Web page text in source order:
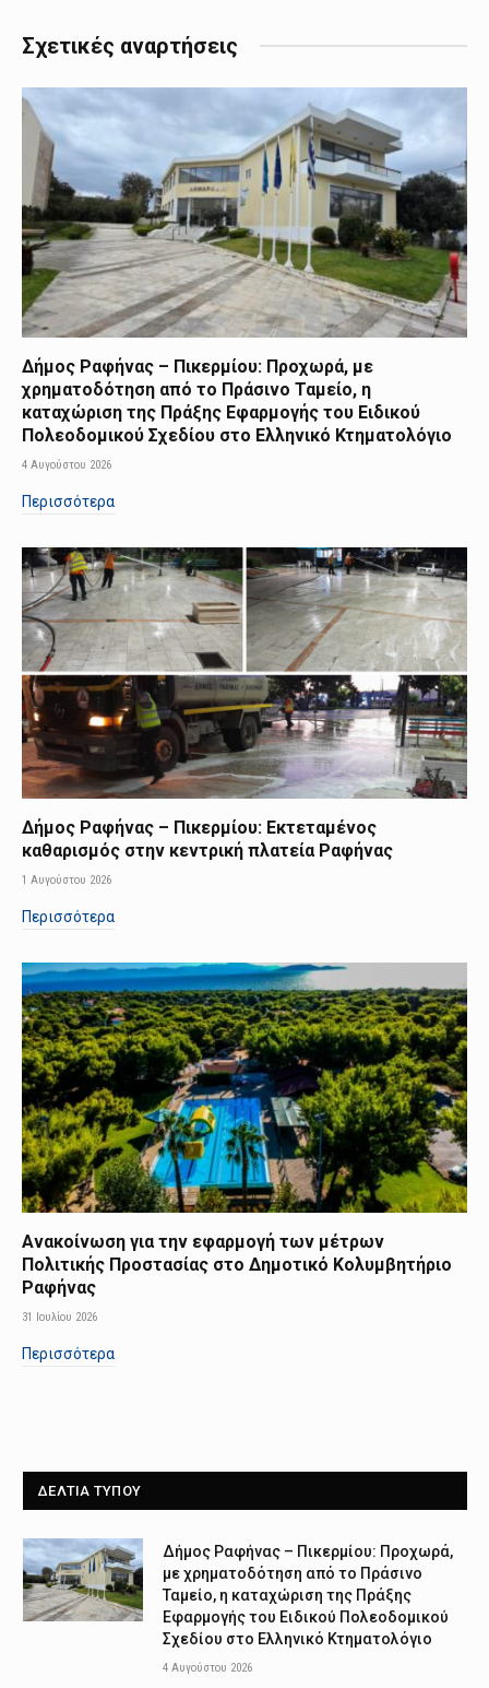
Σχετικές αναρτήσεις
Δήμος Ραφήνας – Πικερμίου: Προχωρά, με
χρηματοδότηση από το Πράσινο Ταμείο, η
καταχώριση της Πράξης Εφαρμογής του Ειδικού
Πολεοδομικού Σχεδίου στο Ελληνικό Κτηματολόγιο
4 Αυγούστου 2026
Περισσότερα
Δήμος Ραφήνας – Πικερμίου: Εκτεταμένος
καθαρισμός στην κεντρική πλατεία Ραφήνας
1 Αυγούστου 2026
Περισσότερα
Ανακοίνωση για την εφαρμογή των μέτρων
Πολιτικής Προστασίας στο Δημοτικό Κολυμβητήριο
Ραφήνας
31 Ιουλίου 2026
Περισσότερα
ΔΕΛΤΙΑ ΤΥΠΟΥ
Δήμος Ραφήνας – Πικερμίου: Προχωρά,
με χρηματοδότηση από το Πράσινο
Ταμείο, η καταχώριση της Πράξης
Εφαρμογής του Ειδικού Πολεοδομικού
Σχεδίου στο Ελληνικό Κτηματολόγιο
4 Αυγούστου 2026